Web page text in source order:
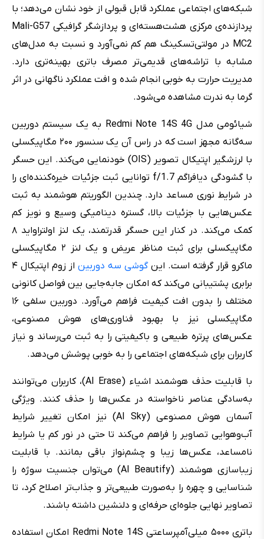
شبکه‌های اجتماعی عملکرد قابل قبولی از خود نشان می‌دهد؛ با
پردازنده‌ی مرکزی هشت‌هسته‌ای و پردازشگر گرافیکی Mali-G57
MC2 در مولتی‌تسکینگ هم کم نمی‌آورد و نسبت به مدل‌های
مشابه با تراشه‌های قدیمی‌تر مصرف باتری بهینه‌تری دارد.
مدیریت حرارت به خوبی انجام شده و افت عملکرد ناگهانی در اثر
گرما به ندرت مشاهده می‌شود.
شیائومی مدل Redmi Note 14S 4G به یک سیستم دوربین
سه‌گانه مجهز است که در راس آن یک سنسور ۲۰۰ مگاپیکسلی
با لرزشگیر اپتیکال تصویر (OIS) خودنمایی می‌کند. این حسگر
با گشودگی دیافراگم f/1.7 توانایی ثبت جزئیات خیره‌کننده‌ای را
در شرایط نوری مساعد دارد. چندین الگوریتم هوشمند به ثبت
عکس‌هایی با جزئیات بالا، گستره دینامیکی وسیع و نویز کم
کمک می‌کند. در کنار این حسگر قدرتمند، یک لنز اولتراواید ۸
مگاپیکسلی برای ثبت مناظر عریض و یک لنز ۲ مگاپیکسلی
ماکرو قرار گرفته‌ است. اینگوشی سه دوربین
از زوم اپتیکال ۴
برابری پشتیبانی می‌کند که امکان جابه‌جایی بین فواصل کانونی
مختلف را بدون افت کیفیت فراهم می‌آورد. دوربین سلفی ۱۶
مگاپیکسلی نیز با بهبود فناوری‌های هوش مصنوعی،
عکس‌های پرتره طبیعی‌ و باکیفیتی را به ثبت می‌رساند و نیاز
کاربران برای شبکه‌های اجتماعی را به خوبی پوشش می‌دهد.
با قابلیت حذف هوشمند اشیاء (AI Erase)، کاربران می‌توانند
به‌سادگی عناصر ناخواسته در عکس‌ها را حذف کنند. ویژگی
آسمان هوش مصنوعی (AI Sky) نیز امکان تغییر شرایط
آب‌وهوایی تصاویر را فراهم می‌کند تا حتی در نور کم یا شرایط
نامساعد، عکس‌ها زیبا و چشم‌نواز باقی بمانند. با قابلیت
زیباسازی هوشمند (AI Beautify) می‌توان جنسیت سوژه را
شناسایی و چهره را به‌صورت طبیعی‌تر و جذاب‌تر اصلاح کرد، تا
تصاویر نهایی جلوه‌ای حرفه‌ای و دلنشین داشته باشند.
باتری ۵۰۰۰ میلی‌آمپرساعتی Redmi Note 14S امکان استفاده